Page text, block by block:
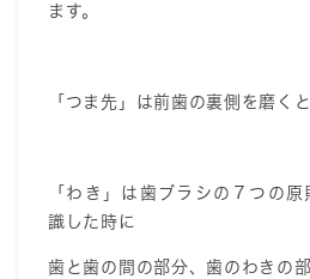
ます。
「つま先」は前歯の裏側を磨く
「わき」は歯ブラシの７つの
識した時に
歯と歯の間の部分、歯のわきの